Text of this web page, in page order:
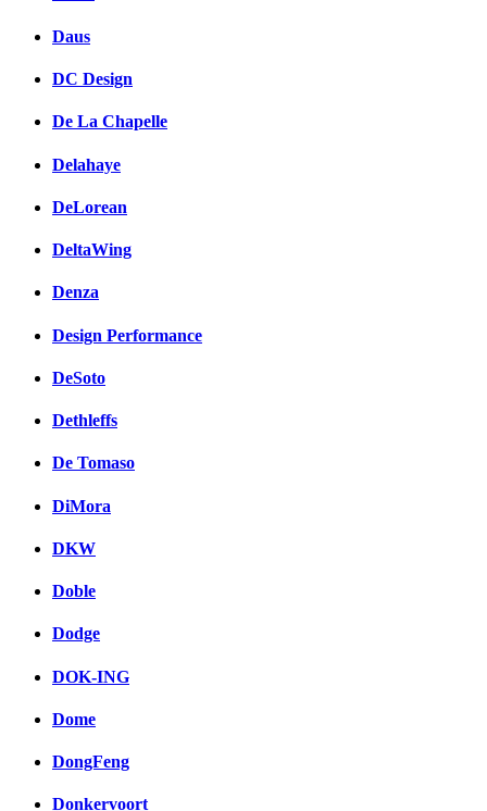
Daus
DC Design
De La Chapelle
Delahaye
DeLorean
DeltaWing
Denza
Design Performance
DeSoto
Dethleffs
De Tomaso
DiMora
DKW
Doble
Dodge
DOK-ING
Dome
DongFeng
Donkervoort